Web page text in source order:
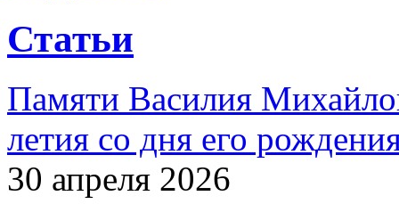
Статьи
Памяти Василия
летия со дня его
30 апреля 2026